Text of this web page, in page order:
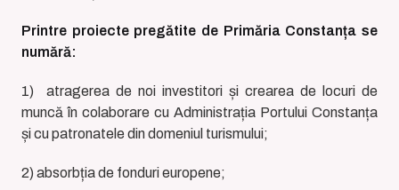
Printre proiecte pregătite de Primăria Constanța se
numără:
1) atragerea de noi investitori și crearea de locuri de
muncă în colaborare cu Administrația Portului Constanța
și cu patronatele din domeniul turismului;
2) absorbția de fonduri europene;